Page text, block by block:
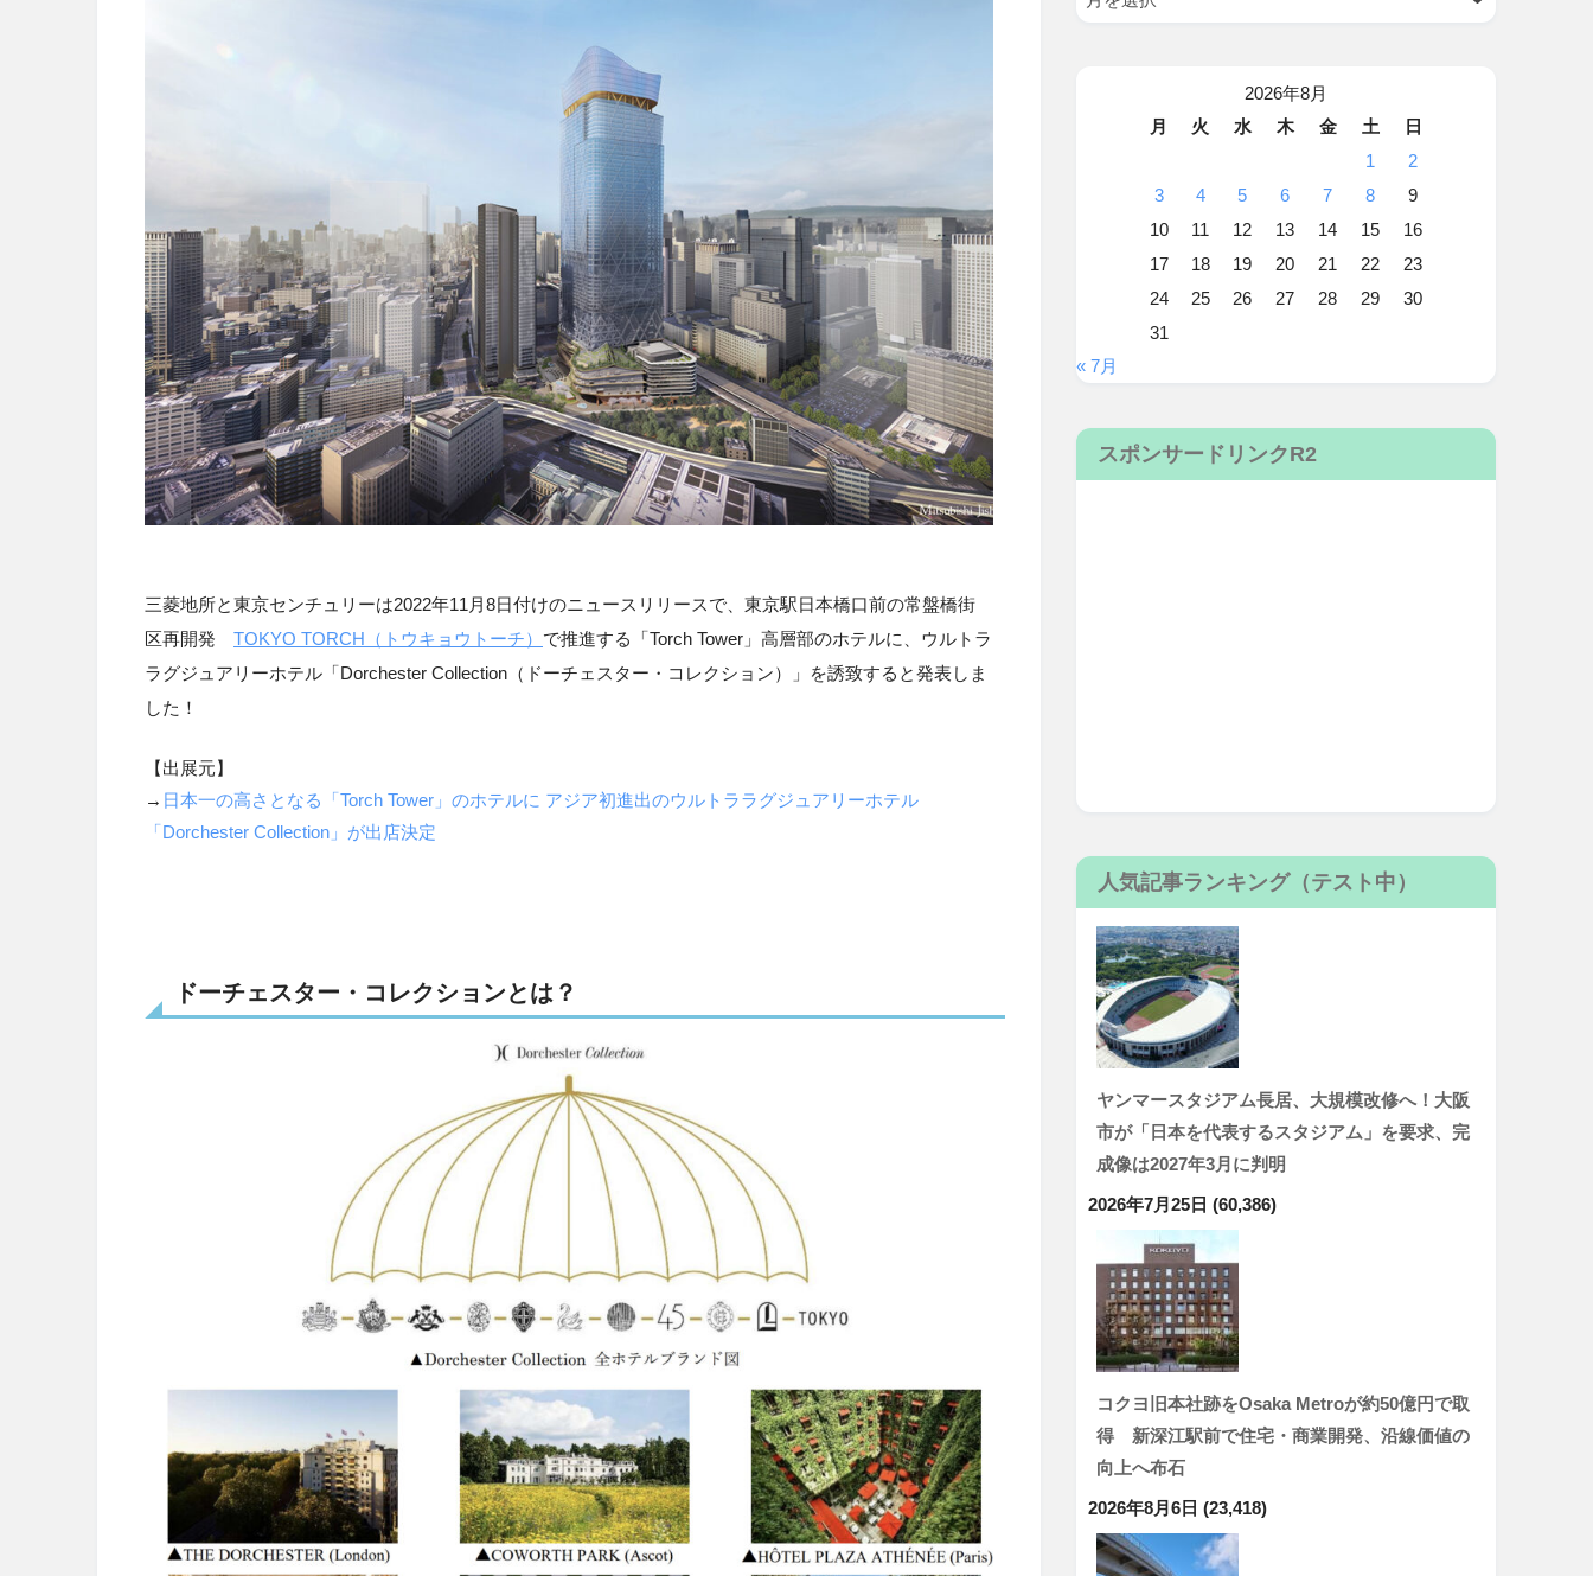
三菱地所と東京センチュリーは2022年11月8日付けのニュースリリースで、東京駅日本橋口前の常盤橋街
区再開発 TOKYO TORCH（トウキョウトーチ） で推進する「Torch Tower」高層部のホテルに、ウルトラ
ラグジュアリーホテル「Dorchester Collection（ドーチェスター・コレクション）」を誘致すると発表しま
した！
【出展元】
→ 日本一の高さとなる「Torch Tower」のホテルに アジア初進出のウルトララグジュアリーホテル
「Dorchester Collection」が出店決定
ドーチェスター・コレクションとは？
2026年8月
月
火 水 木 金 土
日
1
2
3
4 5 6 7 8
9
10
11 12 13 14 15
16
17
18 19 20 21 22
23
24
25 26 27 28 29
30
31
« 7月
スポンサードリンクR2
人気記事ランキング（テスト中）
ヤンマースタジアム長居、大規模改修へ！大阪
市が「日本を代表するスタジアム」を要求、完
成像は2027年3月に判明
2026年7月25日 (60,386)
コクヨ旧本社跡をOsaka Metroが約50億円で取
得 新深江駅前で住宅・商業開発、沿線価値の
向上へ布石
2026年8月6日 (23,418)